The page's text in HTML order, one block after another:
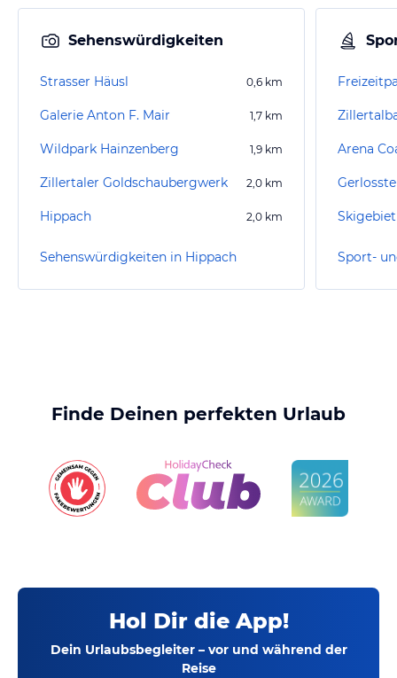
Sehenswürdigkeiten
Strasser Häusl 0,6 km
Galerie Anton F. Mair 1,7 km
Wildpark Hainzenberg 1,9 km
Zillertaler Goldschaubergwerk 2,0 km
Hippach 2,0 km
Sehenswürdigkeiten in Hippach
Arena
Finde Deinen perfekten Urlaub
Hol Dir die App!
Dein Urlaubsbegleiter – vor und während der
Reise